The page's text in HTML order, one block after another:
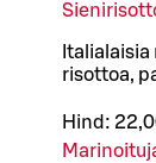
risottoa,
Hind: